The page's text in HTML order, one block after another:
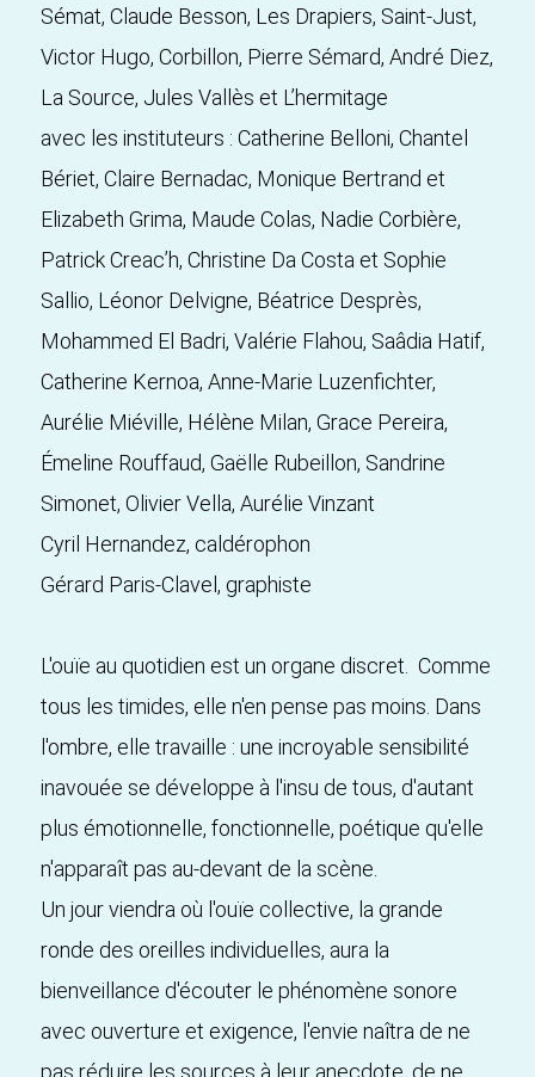
Sémat, Claude Besson, Les Drapiers, Saint-Just,
Victor Hugo, Corbillon, Pierre Sémard, André Diez,
La Source, Jules Vallès et L’hermitage
avec les instituteurs : Catherine Belloni, Chantel
Bériet, Claire Bernadac, Monique Bertrand et
Elizabeth Grima, Maude Colas, Nadie Corbière,
Patrick Creac’h, Christine Da Costa et Sophie
Sallio, Léonor Delvigne, Béatrice Desprès,
Mohammed El Badri, Valérie Flahou, Saâdia Hatif,
Catherine Kernoa, Anne-Marie Luzenfichter,
Aurélie Miéville, Hélène Milan, Grace Pereira,
Émeline Rouffaud, Gaëlle Rubeillon, Sandrine
Simonet, Olivier Vella, Aurélie Vinzant
Cyril Hernandez, caldérophon
Gérard Paris-Clavel, graphiste
L'ouïe au quotidien est un organe discret. Comme
tous les timides, elle n'en pense pas moins. Dans
l'ombre, elle travaille : une incroyable sensibilité
inavouée se développe à l'insu de tous, d'autant
plus émotionnelle, fonctionnelle, poétique qu'elle
n'apparaît pas au-devant de la scène.
Un jour viendra où l'ouïe collective, la grande
ronde des oreilles individuelles, aura la
bienveillance d'écouter le phénomène sonore
avec ouverture et exigence, l'envie naîtra de ne
pas réduire les sources à leur anecdote, de ne